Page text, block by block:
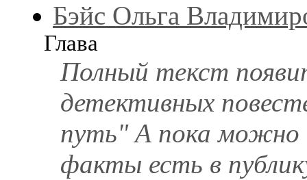
Бэйс Ольга
Глава
Полный текст
детективных
путь" А пока можно
факты есть в